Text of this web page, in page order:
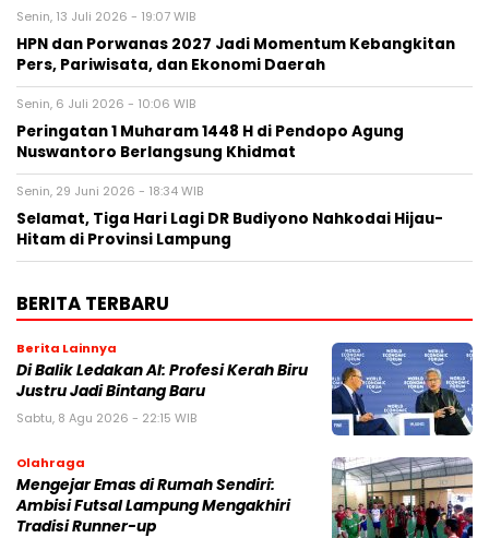
Senin, 13 Juli 2026 - 19:07 WIB
HPN dan Porwanas 2027 Jadi Momentum Kebangkitan
Pers, Pariwisata, dan Ekonomi Daerah
Senin, 6 Juli 2026 - 10:06 WIB
Peringatan 1 Muharam 1448 H di Pendopo Agung
Nuswantoro Berlangsung Khidmat
Senin, 29 Juni 2026 - 18:34 WIB
Selamat, Tiga Hari Lagi DR Budiyono Nahkodai Hijau-
Hitam di Provinsi Lampung
BERITA TERBARU
Berita Lainnya
Di Balik Ledakan AI: Profesi Kerah Biru
Justru Jadi Bintang Baru
Sabtu, 8 Agu 2026 - 22:15 WIB
Olahraga
Mengejar Emas di Rumah Sendiri:
Ambisi Futsal Lampung Mengakhiri
Tradisi Runner-up